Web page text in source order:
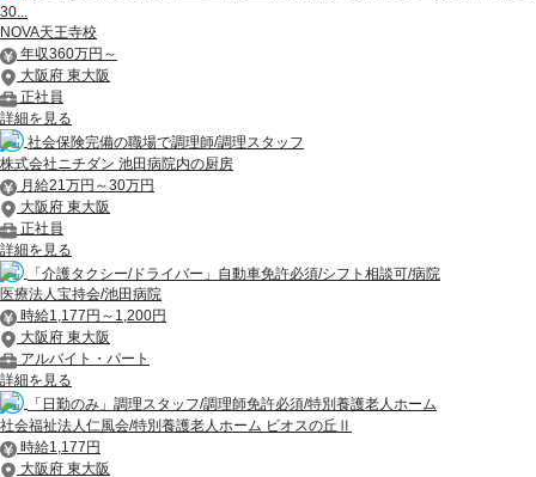
30...
NOVA天王寺校
年収360万円～
大阪府 東大阪
正社員
詳細を見る
社会保険完備の職場で調理師/調理スタッフ
株式会社ニチダン 池田病院内の厨房
月給21万円～30万円
大阪府 東大阪
正社員
詳細を見る
「介護タクシー/ドライバー」自動車免許必須/シフト相談可/病院
医療法人宝持会/池田病院
時給1,177円～1,200円
大阪府 東大阪
アルバイト・パート
詳細を見る
「日勤のみ」調理スタッフ/調理師免許必須/特別養護老人ホーム
社会福祉法人仁風会/特別養護老人ホーム ビオスの丘Ⅱ
時給1,177円
大阪府 東大阪